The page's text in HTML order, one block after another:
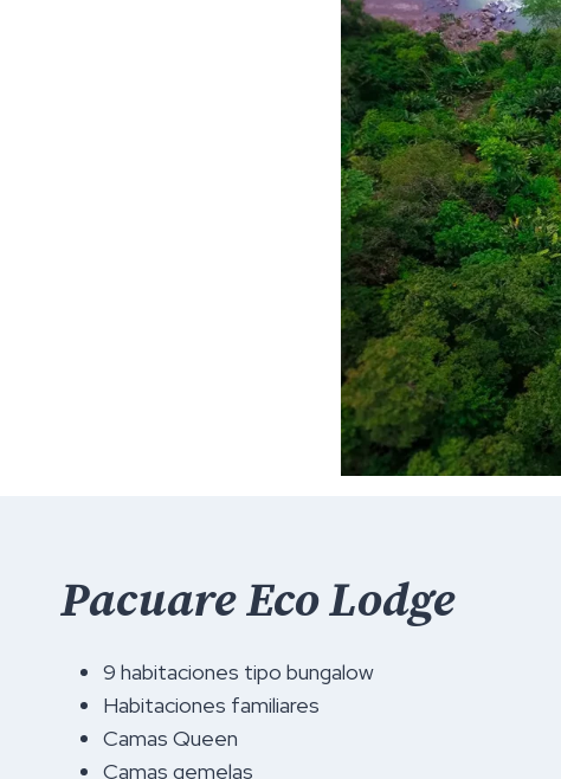
Pacuare Eco Lodge
9 habitaciones tipo bungalow
Habitaciones familiares
Camas Queen
Camas gemelas